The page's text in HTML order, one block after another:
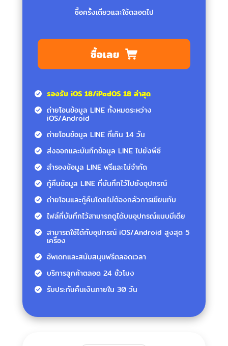
ซื้อครั้งเดียวและใช้ตลอดไป
ซื้อเลย
รองรับ iOS 18/iPadOS 18 ล่าสุด
ถ่ายโอนข้อมูล LINE ทั้งหมดระหว่าง
iOS/Android
ถ่ายโอนข้อมูล LINE ที่เกิน 14 วัน
ส่งออกและบันทึกข้อมูล LINE ไปยังพีซี
สำรองข้อมูล LINE ฟรีและไม่จำกัด
กู้คืนข้อมูล LINE ที่บันทึกไว้ไปยังอุปกรณ์
ถ่ายโอนและกู้คืนโดยไม่ต้องกลัวการเขียนทับ
ไฟล์ที่บันทึกไว้สามารถดูได้บนอุปกรณ์แนบมีเดีย
สามารถใช้ได้กับอุปกรณ์ iOS/Android สูงสุด 5
เครื่อง
อัพเดทและสนับสนุนฟรีตลอดเวลา
บริการลูกค้าตลอด 24 ชั่วโมง
รับประกันคืนเงินภายใน 30 วัน